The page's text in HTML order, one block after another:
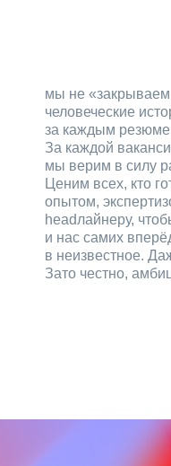
мы не
человеческие
за каждым
За каждой
мы верим в силу
Ценим всех, кто
опытом,
headлайнеру,
и нас самих
в неизвестное.
Зато честно,